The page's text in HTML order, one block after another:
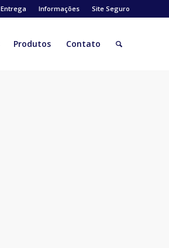
Informações Site Seguro
Produtos Contato